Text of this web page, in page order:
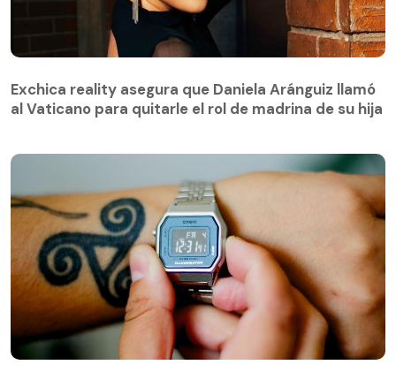
Exchica reality asegura que Daniela Aránguiz llamó
al Vaticano para quitarle el rol de madrina de su hija